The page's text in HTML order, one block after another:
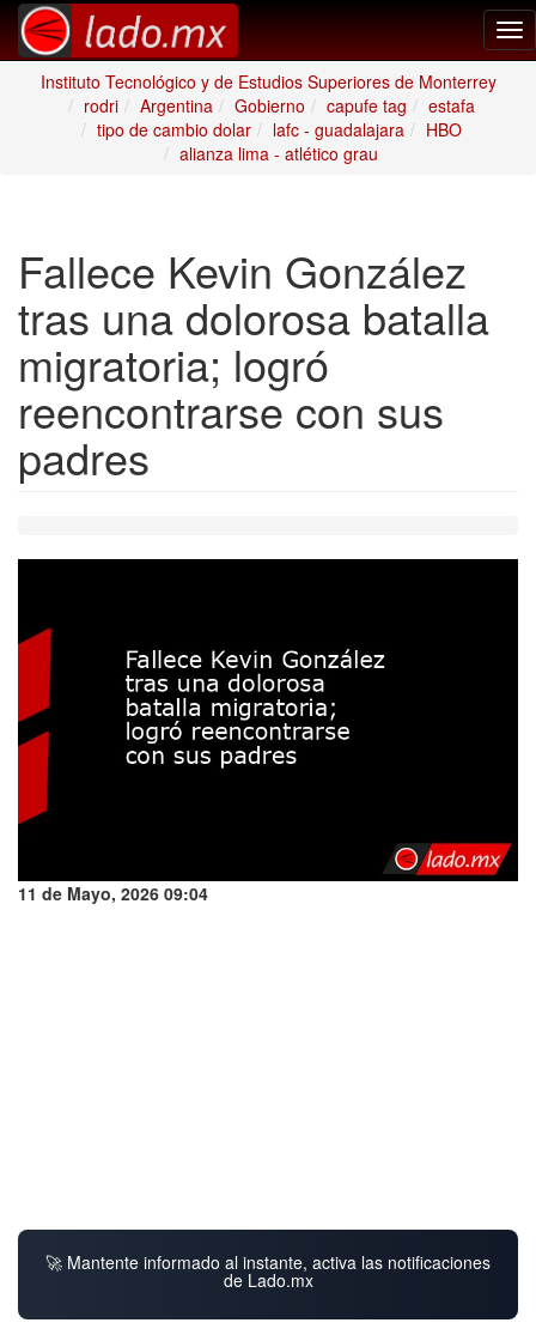
Instituto Tecnológico y de Estudios Superiores de Monterrey
rodri
Argentina Gobierno capufe tag
estafa
tipo de cambio dolar
lafc - guadalajara
HBO
alianza lima - atlético grau
Fallece Kevin González
tras una dolorosa batalla
migratoria; logró
reencontrarse con sus
padres
11 de Mayo, 2026 09:04
🚀 Mantente informado al instante, activa las notificaciones
de Lado.mx